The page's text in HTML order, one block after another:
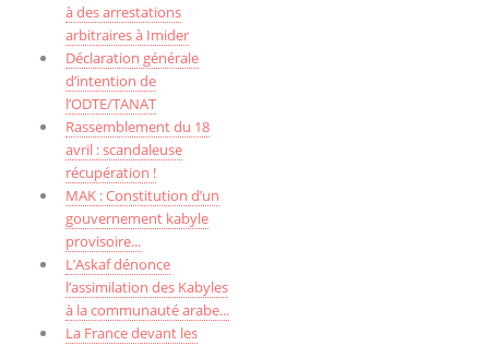
à des arrestations
arbitraires à Imider
Déclaration générale
d’intention de
l’ODTE/TANAT
Rassemblement du 18
avril : scandaleuse
récupération !
MAK : Constitution d’un
gouvernement kabyle
provisoire...
L’Askaf dénonce
l’assimilation des Kabyles
à la communauté arabe...
La France devant les